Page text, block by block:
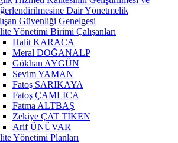
Dair Yönetmelik
Güvenliği Genelgesi
Yönetimi Birimi Çalışanları
Halit KARACA
Meral DOĞANALP
Gökhan AYGÜN
Sevim YAMAN
Fatoş SARIKAYA
Fatoş ÇAMLICA
Fatma ALTBAŞ
Zekiye ÇAT TİKEN
Arif ÜNÜVAR
Yönetimi Planları